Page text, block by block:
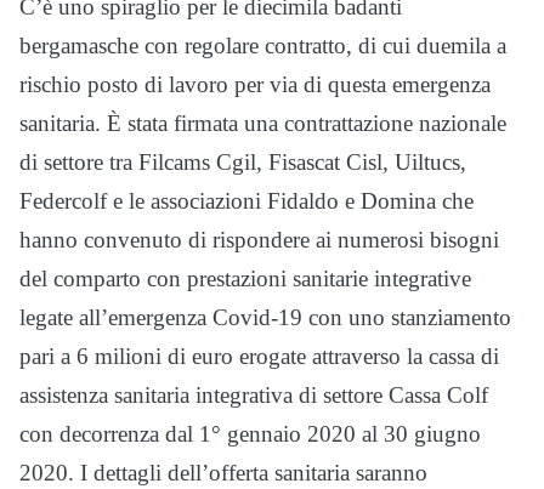
C’è uno spiraglio per le diecimila badanti
bergamasche con regolare contratto, di cui duemila a
rischio posto di lavoro per via di questa emergenza
sanitaria. È stata firmata una contrattazione nazionale
di settore tra Filcams Cgil, Fisascat Cisl, Uiltucs,
Federcolf e le associazioni Fidaldo e Domina che
hanno convenuto di rispondere ai numerosi bisogni
del comparto con prestazioni sanitarie integrative
legate all’emergenza Covid-19 con uno stanziamento
pari a 6 milioni di euro erogate attraverso la cassa di
assistenza sanitaria integrativa di settore Cassa Colf
con decorrenza dal 1° gennaio 2020 al 30 giugno
2020. I dettagli dell’offerta sanitaria saranno